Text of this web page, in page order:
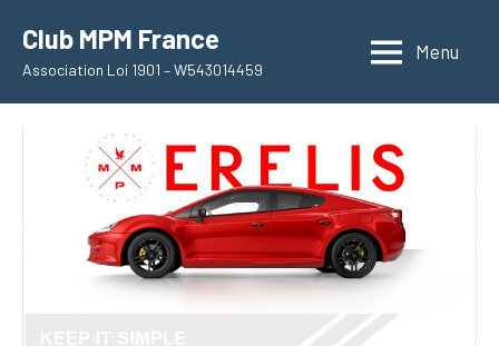
contenu
Club MPM France
Association Loi 1901 – W543014459
Menu